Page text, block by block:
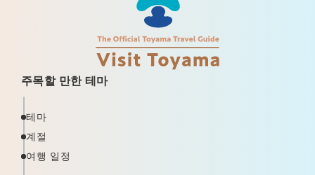
주목할 만한 테마
테마
계절
여행 일정